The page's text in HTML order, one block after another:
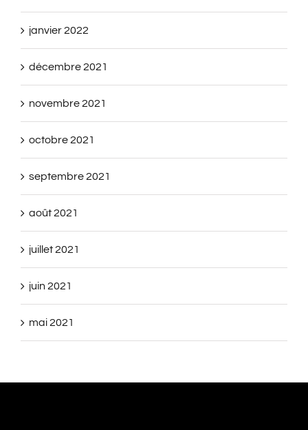
janvier 2022
décembre 2021
novembre 2021
octobre 2021
septembre 2021
août 2021
juillet 2021
juin 2021
mai 2021